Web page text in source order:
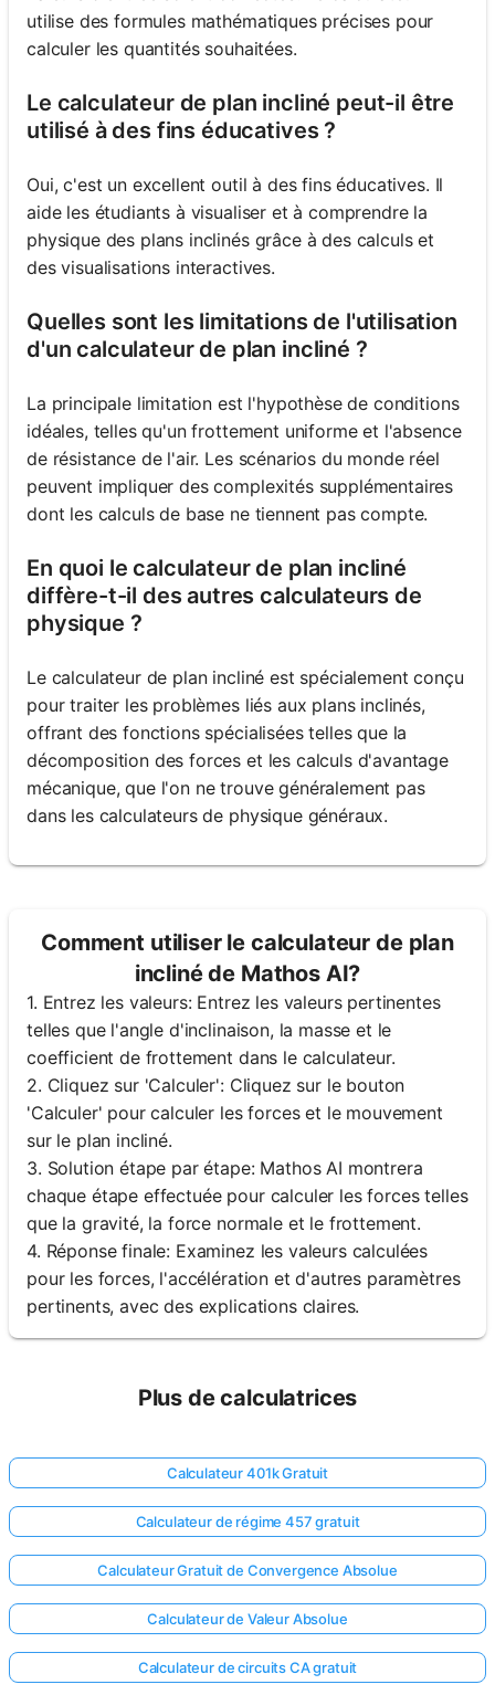
utilise des formules mathématiques précises pour
calculer les quantités souhaitées.
Le calculateur de plan incliné peut-il être
utilisé à des fins éducatives ?
Oui, c'est un excellent outil à des fins éducatives. Il
aide les étudiants à visualiser et à comprendre la
physique des plans inclinés grâce à des calculs et
des visualisations interactives.
Quelles sont les limitations de l'utilisation
d'un calculateur de plan incliné ?
La principale limitation est l'hypothèse de conditions
idéales, telles qu'un frottement uniforme et l'absence
de résistance de l'air. Les scénarios du monde réel
peuvent impliquer des complexités supplémentaires
dont les calculs de base ne tiennent pas compte.
En quoi le calculateur de plan incliné
diffère-t-il des autres calculateurs de
physique ?
Le calculateur de plan incliné est spécialement conçu
pour traiter les problèmes liés aux plans inclinés,
offrant des fonctions spécialisées telles que la
décomposition des forces et les calculs d'avantage
mécanique, que l'on ne trouve généralement pas
dans les calculateurs de physique généraux.
Comment utiliser le calculateur de plan
incliné de Mathos AI?
1. Entrez les valeurs: Entrez les valeurs pertinentes
telles que l'angle d'inclinaison, la masse et le
coefficient de frottement dans le calculateur.
2. Cliquez sur 'Calculer': Cliquez sur le bouton
'Calculer' pour calculer les forces et le mouvement
sur le plan incliné.
3. Solution étape par étape: Mathos AI montrera
chaque étape effectuée pour calculer les forces telles
que la gravité, la force normale et le frottement.
4. Réponse finale: Examinez les valeurs calculées
pour les forces, l'accélération et d'autres paramètres
pertinents, avec des explications claires.
Plus de calculatrices
Calculateur 401k Gratuit
Calculateur de régime 457 gratuit
Calculateur Gratuit de Convergence Absolue
Calculateur de Valeur Absolue
Calculateur de circuits CA gratuit